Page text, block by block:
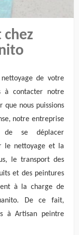
de votre
à contacter notre
que nous puissions
notre entreprise
de se déplacer
le nettoyage et la
le transport des
et des peintures
à la charge de
De ce fait,
à Artisan peintre